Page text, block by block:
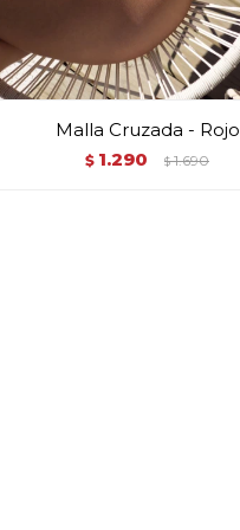
Malla Cruzada - Rojo
$ 1.290 $ 1.690